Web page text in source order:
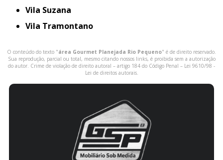
Vila Suzana
Vila Tramontano
O conteúdo do texto "área Gourmet Planejada Rio Pequeno" é de direito reservado.
Sua reprodução, parcial ou total, mesmo citando nossos links, é proibida sem a autorização
do autor. Crime de violação de direito autoral – artigo 184 do Código Penal – Lei 9610/98 -
Lei de direitos autorais.